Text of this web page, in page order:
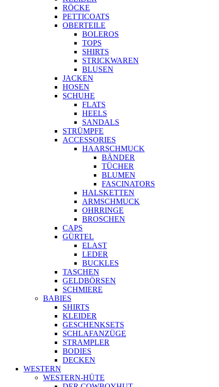
RÖCKE
PETTICOATS
OBERTEILE
BOLEROS
TOPS
SHIRTS
STRICKWAREN
BLUSEN
JACKEN
HOSEN
SCHUHE
FLATS
HEELS
SANDALS
STRÜMPFE
ACCESSORIES
HAARSCHMUCK
BÄNDER
TÜCHER
BLUMEN
FASCINATORS
HALSKETTEN
ARMSCHMUCK
OHRRINGE
BROSCHEN
CAPS
GÜRTEL
ELAST
LEDER
BUCKLES
TASCHEN
GELDBÖRSEN
SCHMIERE
BABIES
SHIRTS
KLEIDER
GESCHENKSETS
SCHLAFANZÜGE
STRAMPLER
BODIES
DECKEN
WESTERN
WESTERN-HÜTE